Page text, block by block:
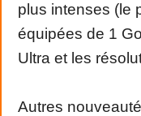
plus intenses (le
équipées de 1
Ultra et les
Autres